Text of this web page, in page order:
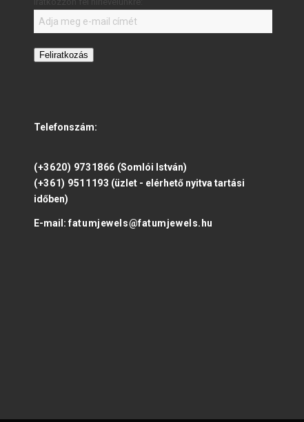
Feliratkozás
Telefonszám:
(+3620) 9731866 (Somlói István)
(+361) 9511193 (üzlet - elérhető nyitva tartási
időben)
E-mail:fatumjewels@fatumjewels.hu